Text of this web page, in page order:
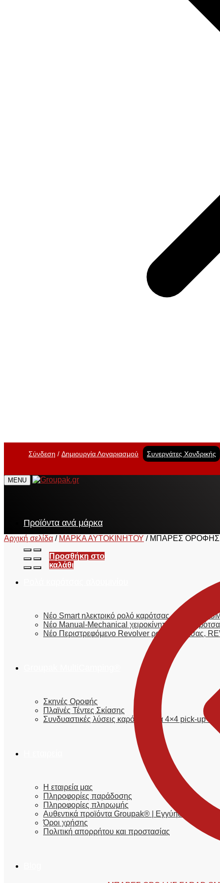
Σύνδεση Δημιουργία Λογαριασμού Συνεργάτες Χονδρικής
MENU
Προϊόντα ανά μάρκα
Νέο Smart ηλεκτρικό ρολό καρότσας, E-ROLL 2
Νέο Manual-Mechanical χειροκίνητο ρολό
Νέο Περιστρεφόμενο Revolver ρολό καρότσας,
Σκηνές Οροφής
Πλαϊνές Τέντες Σκίασης
Συνδυαστικές λύσεις καρότσας για 4×4 pick-up
Η εταιρεία μας
Πληροφορίες παράδοσης
Πληροφορίες πληρωμής
Αυθεντικά προϊόντα Groupak® | Εγγύηση
Όροι χρήσης
Πολιτική απορρήτου και προστασίας
Αρχική σελίδα / ΜΑΡΚΑ ΑΥΤΟΚΙΝΗΤΟΥ / ΜΠΑΡΕΣ ΟΡΟΦΗΣ
Προσθήκη στο
καλάθι